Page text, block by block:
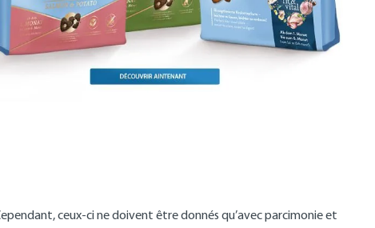
ceux-ci ne doivent être donnés qu’avec parcimonie et